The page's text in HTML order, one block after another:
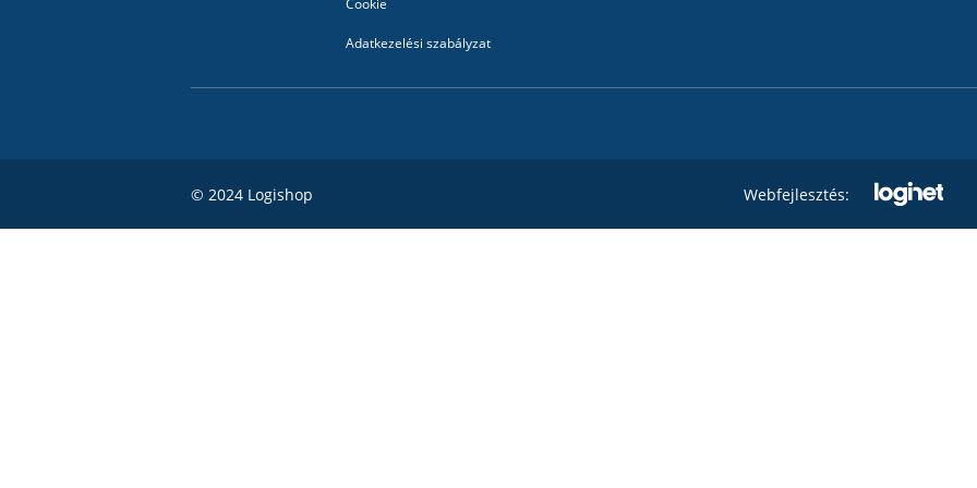
Cookie
Adatkezelési szabályzat
© 2024 Logishop Webfejlesztés: